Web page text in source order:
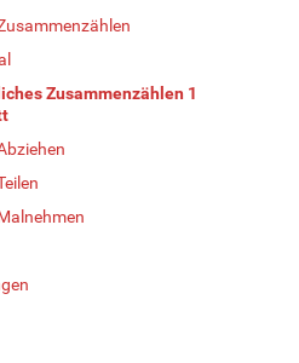
Zusammenzählen 1